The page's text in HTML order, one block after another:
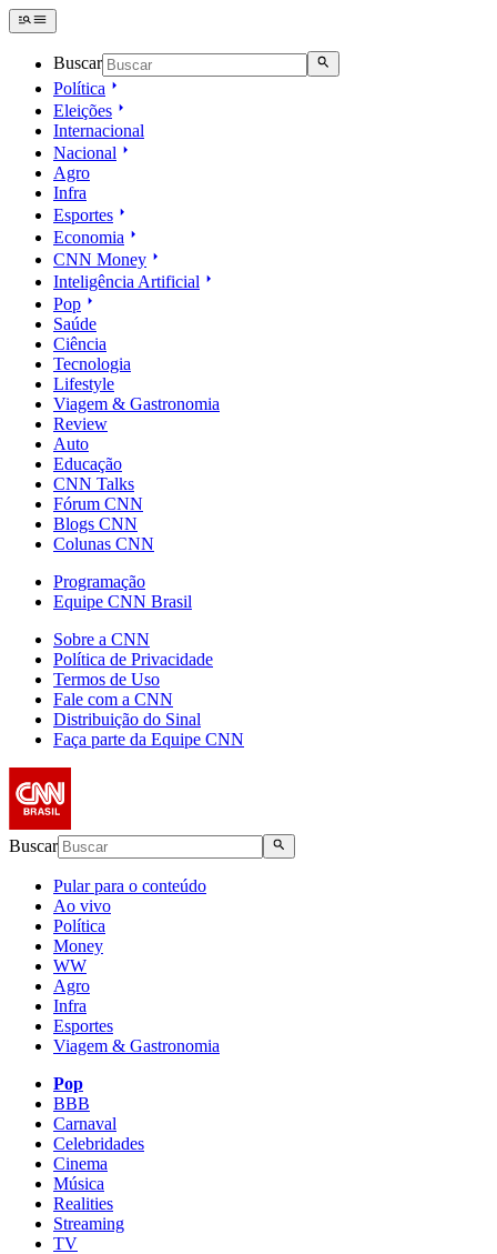
Buscar
Política
Eleições
Internacional
Nacional
Agro
Infra
Esportes
Economia
CNN Money
Inteligência Artificial
Pop
Saúde
Ciência
Tecnologia
Lifestyle
Viagem & Gastronomia
Review
Auto
Educação
CNN Talks
Fórum CNN
Blogs CNN
Colunas CNN
Programação
Equipe CNN Brasil
Sobre a CNN
Política de Privacidade
Termos de Uso
Fale com a CNN
Distribuição do Sinal
Faça parte da Equipe CNN
Buscar
Pular para o conteúdo
Ao vivo
Política
Money
WW
Agro
Infra
Esportes
Viagem & Gastronomia
Pop
BBB
Carnaval
Celebridades
Cinema
Música
Realities
Streaming
TV